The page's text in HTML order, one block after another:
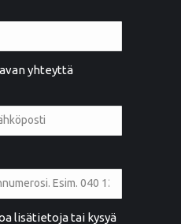
yhteyttä
lisätietoja tai kysyä